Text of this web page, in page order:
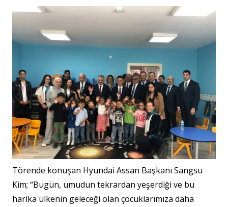
Törende konuşan Hyundai Assan Başkanı Sangsu
Kim; “Bugün, umudun tekrardan yeşerdiği ve bu
harika ülkenin geleceği olan çocuklarımıza daha